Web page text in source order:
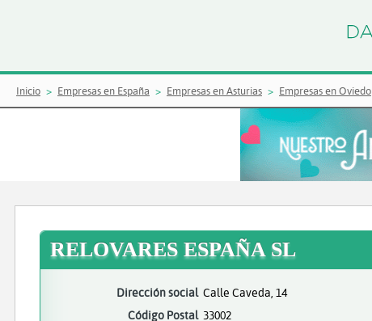
Inicio Empresas en España Empresas en Asturias Empresas en Oviedo
RELOVARES ESPAÑA SL
Dirección social Calle Caveda, 14
Código Postal 33002